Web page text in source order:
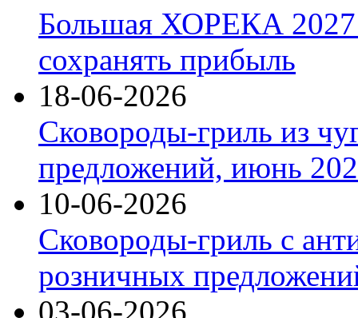
Большая ХОРЕКА 2027:
сохранять прибыль
18-06-2026
Сковороды-гриль из
предложений, июнь
10-06-2026
Сковороды-гриль с
розничных